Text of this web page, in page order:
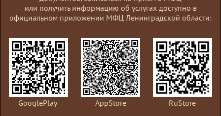
муниципального района
Ленинградской области":
уплаты арендной платы на
период прохождения военной
службы или оказания
добровольного содействия в
выполнении задач, возложенных
на Вооруженные Силы
Перейти
к услуге
или получить информацию об услугах доступно в
официальном приложении МФЦ Ленинградской области:
GooglePlay AppStore
RuStore